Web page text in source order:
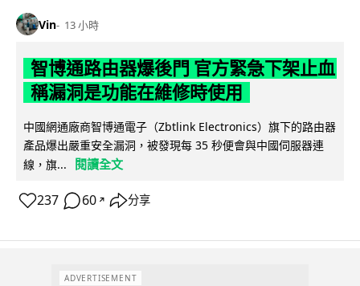
Vin 13 小時
智博通路由器爆後門 官方緊急下架止血
稱漏洞是功能在維修時使用
中國網通廠商智博通電子（Zbtlink Electronics）旗下的路由器
產品爆出嚴重安全漏洞，被發現每 35 秒便會與中國伺服器連
線，旗...
閱讀全文
237 60 ↗ 分享
ADVERTISEMENT